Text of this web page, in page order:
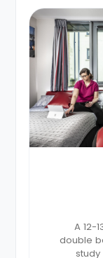
A 12-
double